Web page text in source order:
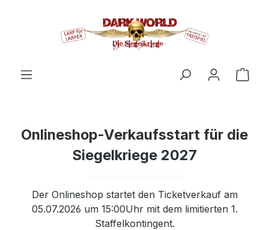
Onlineshop-Verkaufsstart für die
Siegelkriege 2027
Der Onlineshop startet den Ticketverkauf am
05.07.2026 um 15:00Uhr mit dem limitierten 1.
Staffelkontingent.